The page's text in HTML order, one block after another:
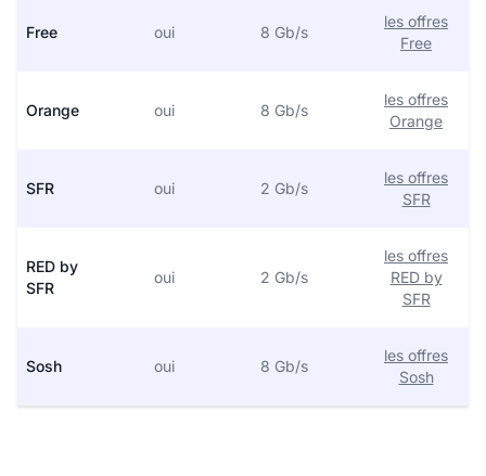
Free oui 8 Gb/s
les offres
Free
Orange oui 8 Gb/s
les offres
Orange
SFR oui 2 Gb/s
les offres
SFR
RED by
SFR
oui 2 Gb/s
les offres
RED by
SFR
Sosh oui 8 Gb/s
les offres
Sosh